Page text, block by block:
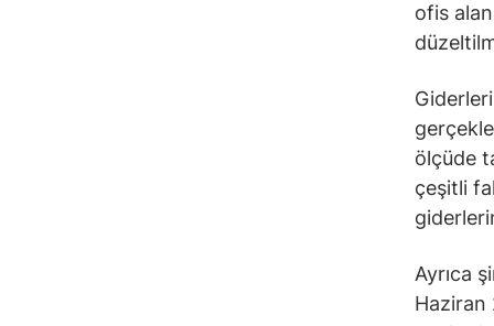
ofis
ölçüde
çeşitli
Ayrıca
Haziran